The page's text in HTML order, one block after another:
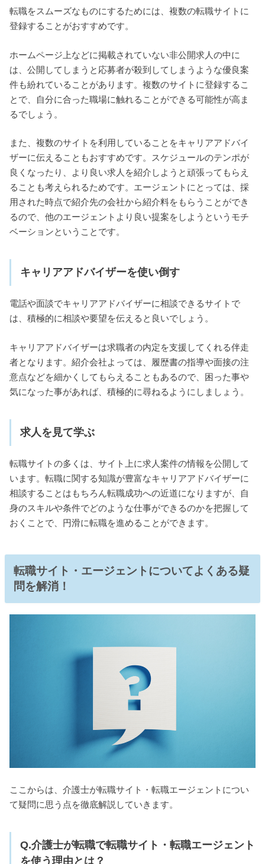
転職をスムーズなものにするためには、複数の転職サイトに
登録することがおすすめです。
ホームページ上などに掲載されていない非公開求人の中に
は、公開してしまうと応募者が殺到してしまうような優良案
件も紛れていることがあります。複数のサイトに登録するこ
とで、自分に合った職場に触れることができる可能性が高ま
るでしょう。
また、複数のサイトを利用していることをキャリアアドバイ
ザーに伝えることもおすすめです。スケジュールのテンポが
良くなったり、より良い求人を紹介しようと頑張ってもらえ
ることも考えられるためです。エージェントにとっては、採
用された時点で紹介先の会社から紹介料をもらうことができ
るので、他のエージェントより良い提案をしようというモチ
ベーションということです。
キャリアアドバイザーを使い倒す
電話や面談でキャリアアドバイザーに相談できるサイトで
は、積極的に相談や要望を伝えると良いでしょう。
キャリアアドバイザーは求職者の内定を支援してくれる伴走
者となります。紹介会社よっては、履歴書の指導や面接の注
意点などを細かくしてもらえることもあるので、困った事や
気になった事があれば、積極的に尋ねるようにしましょう。
求人を見て学ぶ
転職サイトの多くは、サイト上に求人案件の情報を公開して
います。転職に関する知識が豊富なキャリアアドバイザーに
相談することはもちろん転職成功への近道になりますが、自
身のスキルや条件でどのような仕事ができるのかを把握して
おくことで、円滑に転職を進めることができます。
転職サイト・エージェントについてよくある疑
問を解消！
ここからは、介護士が転職サイト・転職エージェントについ
て疑問に思う点を徹底解説していきます。
Q.介護士が転職で転職サイト・転職エージェント
を使う理由とは？